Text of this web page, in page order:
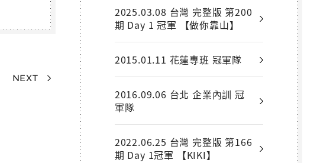
NEXT
2025.03.08 台灣 完整版 第200
期 Day 1 冠軍 【做你靠山】
2015.01.11 花蓮專班 冠軍隊
2016.09.06 台北 企業內訓 冠
軍隊
2022.06.25 台灣 完整版 第166
期 Day 1冠軍 【KIKI】